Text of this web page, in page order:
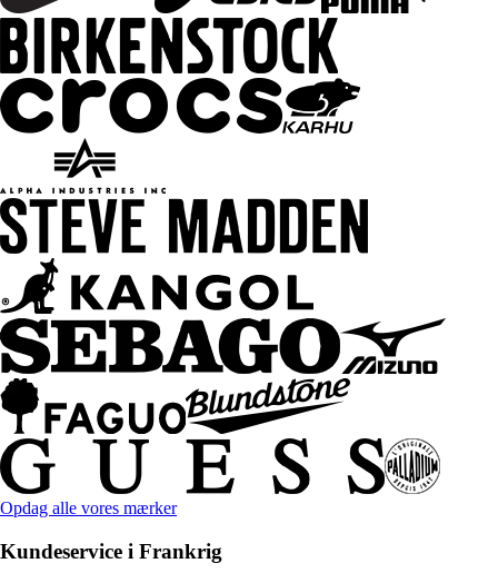
Opdag alle vores mærker
Kundeservice i Frankrig